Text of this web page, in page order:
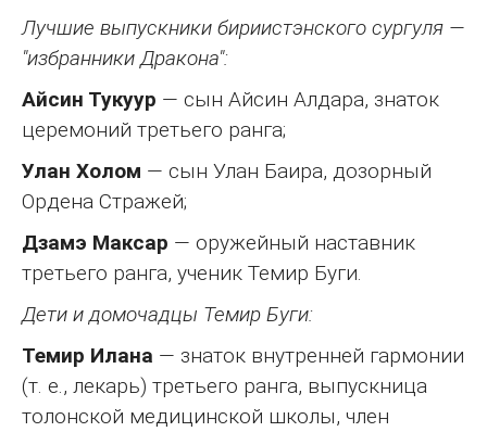
Лучшие выпускники бириистэнского сургуля —
"избранники Дракона":
Айсин Тукуур — сын Айсин Алдара, знаток
церемоний третьего ранга;
Улан Холом — сын Улан Баира, дозорный
Ордена Стражей;
Дзамэ Максар — оружейный наставник
третьего ранга, ученик Темир Буги.
Дети и домочадцы Темир Буги:
Темир Илана — знаток внутренней гармонии
(т. е., лекарь) третьего ранга, выпускница
толонской медицинской школы, член